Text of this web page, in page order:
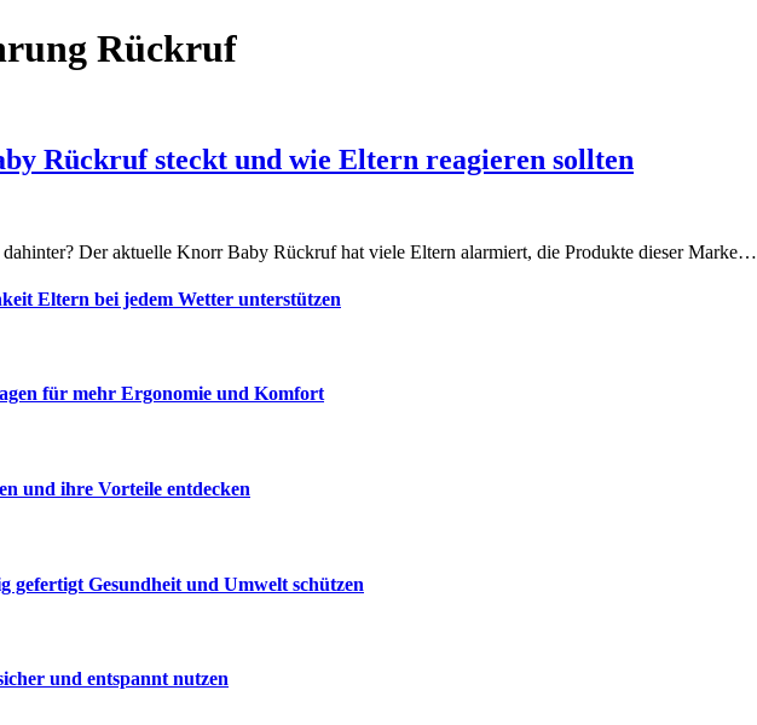
Rückruf
Rückruf steckt und wie Eltern reagieren sollten
Der aktuelle Knorr Baby Rückruf hat viele Eltern alarmiert, die Produkte dieser Marke…
Eltern bei jedem Wetter unterstützen
für mehr Ergonomie und Komfort
und ihre Vorteile entdecken
gefertigt Gesundheit und Umwelt schützen
und entspannt nutzen